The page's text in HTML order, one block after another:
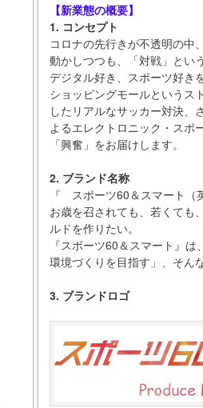
【新業態の概要】
1. コンセプト
コロナの先行きが不透明の中
動かしつつも、「対戦」とい
デジタル好き、スポーツ好き
ショッピングモールというス
したリアルなサッカー対決、
よるエレクトロニック・スポ
「興奮」をお届けします。
2. ブランド名称
『 スポーツ60＆スマート
お歳を召されても、若くても
ルドを作りたい。
『スポーツ60＆スマート』
環境づくりを目指す」、そん
3. ブランドロゴ